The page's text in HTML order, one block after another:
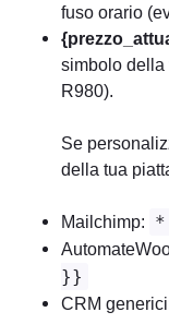
fuso orario
simbolo
R980).
Se
della tua
Mailchimp:
}}
CRM